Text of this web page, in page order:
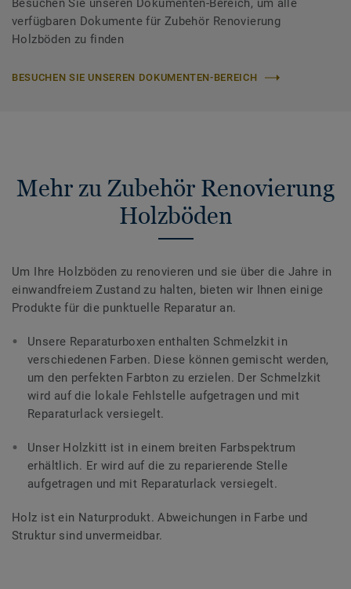
Besuchen Sie unseren Dokumenten-Bereich, um alle
verfügbaren Dokumente für Zubehör Renovierung
Holzböden zu finden
BESUCHEN SIE UNSEREN DOKUMENTEN-BEREICH
Mehr zu Zubehör Renovierung
Holzböden
Um Ihre Holzböden zu renovieren und sie über die Jahre in
einwandfreiem Zustand zu halten, bieten wir Ihnen einige
Produkte für die punktuelle Reparatur an.
Unsere Reparaturboxen enthalten Schmelzkit in
verschiedenen Farben. Diese können gemischt werden,
um den perfekten Farbton zu erzielen. Der Schmelzkit
wird auf die lokale Fehlstelle aufgetragen und mit
Reparaturlack versiegelt.
Unser Holzkitt ist in einem breiten Farbspektrum
erhältlich. Er wird auf die zu reparierende Stelle
aufgetragen und mit Reparaturlack versiegelt.
Holz ist ein Naturprodukt. Abweichungen in Farbe und
Struktur sind unvermeidbar.